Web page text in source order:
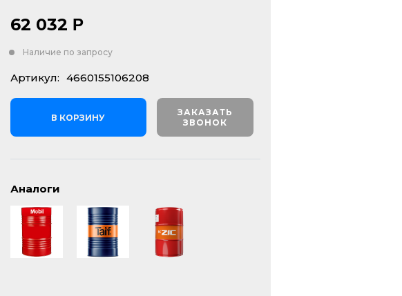
62 032 Р
Наличие по запросу
Артикул: 4660155106208
В КОРЗИНУ
ЗАКАЗАТЬ
ЗВОНОК
Аналоги